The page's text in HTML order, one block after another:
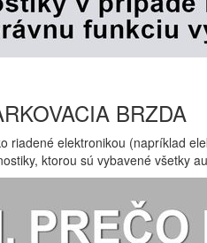
BRZDA
riadené elektronikou (napríklad
ktorou sú vybavené všetky